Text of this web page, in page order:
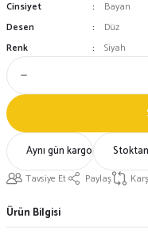
Cinsiyet
Bayan
Desen
Düz
Renk
Siyah
Aynı gün kargo
Tavsiye Et Paylaş
Ürün Bilgisi